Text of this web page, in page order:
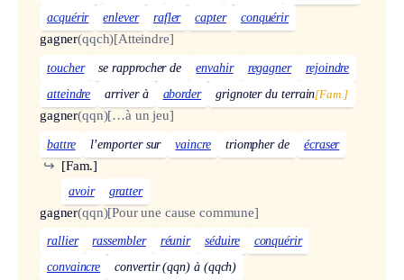
acquérir
enlever rafler capter conquérir
gagner(qqch)[Atteindre]
toucher se rapprocher de envahir regagner
rejoindre
atteindre
arriver à aborder grignoter du terrain[Fam.]
gagner(qqn)[…à un jeu]
battre l’emporter sur vaincre triompher de écraser
[Fam.]
↪
avoir gratter
gagner(qqn)[Pour une cause commune]
rallier rassembler réunir séduire
conquérir
convaincre
convertir (qqn) à (qqch)